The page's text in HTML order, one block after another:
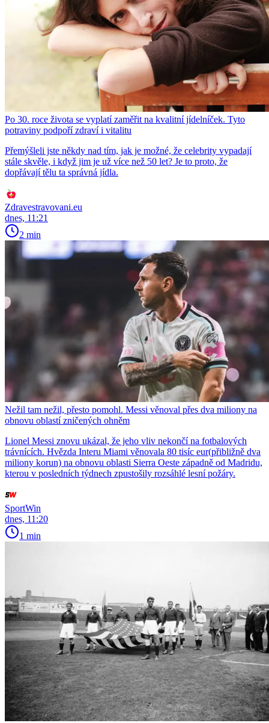
Po 30. roce života se vyplatí zaměřit na kvalitní jídelníček. Tyto
potraviny podpoří zdraví i vitalitu
Přemýšleli jste někdy nad tím, jak je možné, že celebrity vypadají
stále skvěle, i když jim je už více než 50 let? Je to proto, že
dopřávají tělu ta správná jídla.
Zdravestravovani.eu
dnes, 11:21
2 min
Nežil tam nežil, přesto pomohl. Messi věnoval přes dva miliony na
obnovu oblastí zničených ohněm
Lionel Messi znovu ukázal, že jeho vliv nekončí na fotbalových
trávnících. Hvězda Interu Miami věnovala 80 tisíc eur(přibližně dva
miliony korun) na obnovu oblasti Sierra Oeste západně od Madridu,
kterou v posledních týdnech zpustošily rozsáhlé lesní požáry.
SportWin
dnes, 11:20
1 min